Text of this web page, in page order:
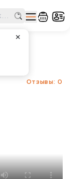
✕
Отзывы: 0